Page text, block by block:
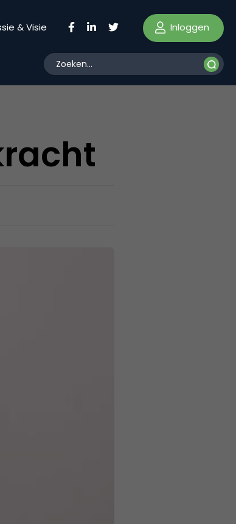
& Visie Inloggen